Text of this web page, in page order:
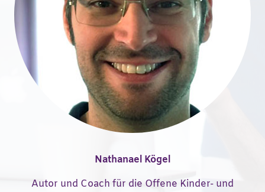
Nathanael Kögel
Autor und Coach für die Offene Kinder- und